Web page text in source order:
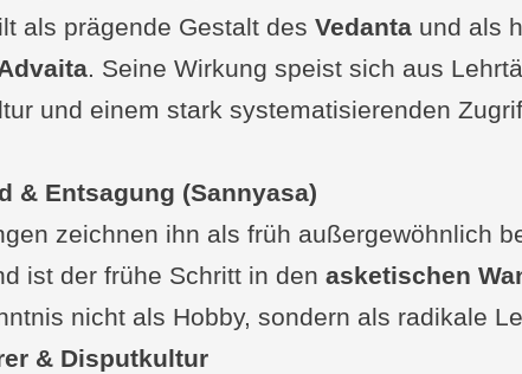
Anubhuti
mit Langzeitwirkung
eines kurzen Lebens
Leben und Lehren von Shankara
Geschichten
oder Frage von dir
interessant
FunFacts zu Shankara
als prägende Gestalt des Vedantaund als
. Seine Wirkung speist sich aus
und einem stark systematisierenden
& Entsagung (Sannyasa)
zeichnen ihn als früh außergewöhnlich
ist der frühe Schritt in den asketischen
nicht als Hobby, sondern als radikale
& Disputkultur